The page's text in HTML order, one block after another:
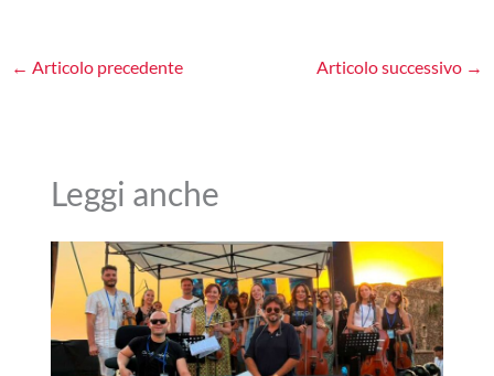
← Articolo precedente Articolo successivo →
Leggi anche